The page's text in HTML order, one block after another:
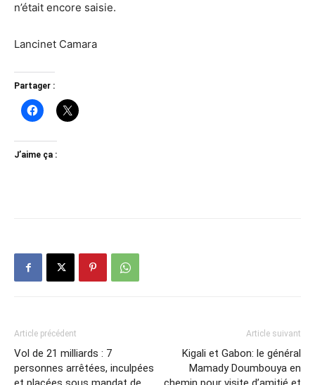
n’était encore saisie.
Lancinet Camara
Partager :
J’aime ça :
Article précédent
Vol de 21 milliards : 7
personnes arrêtées, inculpées
Article suivant
Kigali et Gabon: le général
Mamady Doumbouya en